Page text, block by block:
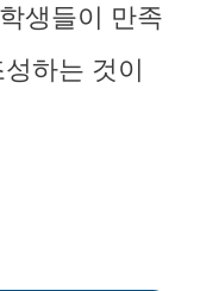
생들이 만족
하는 것이